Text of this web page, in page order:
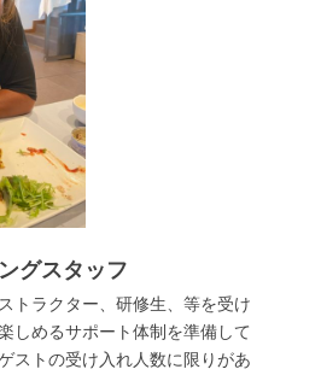
グスタッフ
トラクター、研修生、等を受け
しめるサポート体制を準備して
ストの受け入れ人数に限りがあ